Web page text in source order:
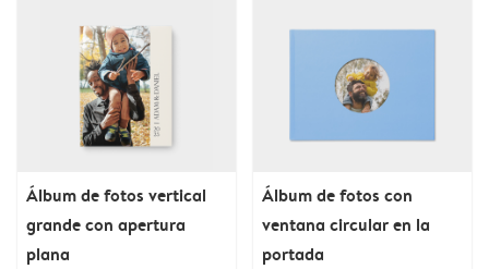
Álbum de fotos vertical
grande con apertura
plana
Álbum de fotos con
ventana circular en la
portada